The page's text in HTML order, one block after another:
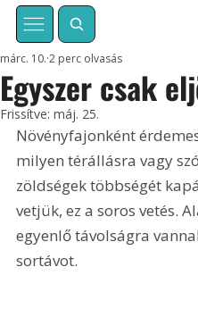
Egyszer csak
márc. 10. 2 perc olvasás
Frissítve:máj. 25.
Növényfajonként
milyen térállásra vagy
zöldségek többségét
vetjük, ez a soros vetés.
egyenlő távolságra
sortávot.